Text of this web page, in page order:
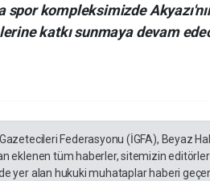
spor kompleksimizde
katkı sunmaya devam
Federasyonu (İGFA), Beyaz
eklenen tüm haberler, sitemizin
yer alan hukuki muhataplar haberi